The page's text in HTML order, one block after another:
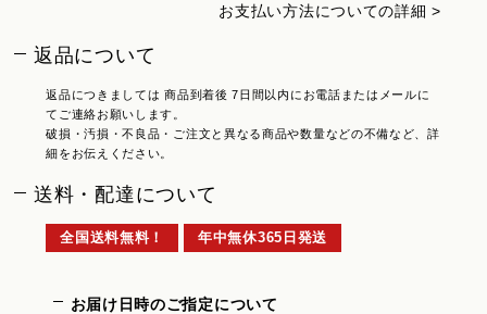
お支払い方法についての詳細 >
返品について
返品につきましては 商品到着後 7日間以内にお電話またはメールに
てご連絡お願いします。
破損・汚損・不良品・ご注文と異なる商品や数量などの不備など、詳
細をお伝えください。
送料・配達について
全国送料無料！ 年中無休365日発送
お届け日時のご指定について